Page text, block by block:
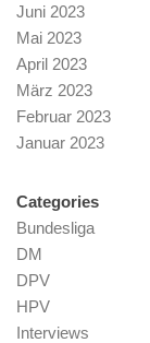
Juni 2023
Mai 2023
April 2023
März 2023
Februar 2023
Januar 2023
Categories
Bundesliga
DM
DPV
HPV
Interviews